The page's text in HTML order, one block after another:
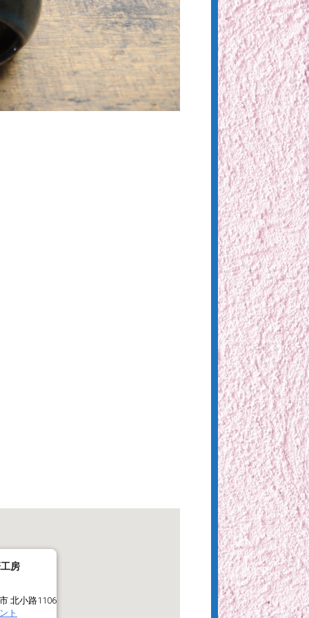
房
北小路1106
ト